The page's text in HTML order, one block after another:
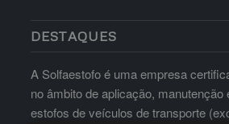
DESTAQUES
A Solfaestofo é uma empresa
no âmbito de aplicação, manutenção
estofos de veículos de transporte